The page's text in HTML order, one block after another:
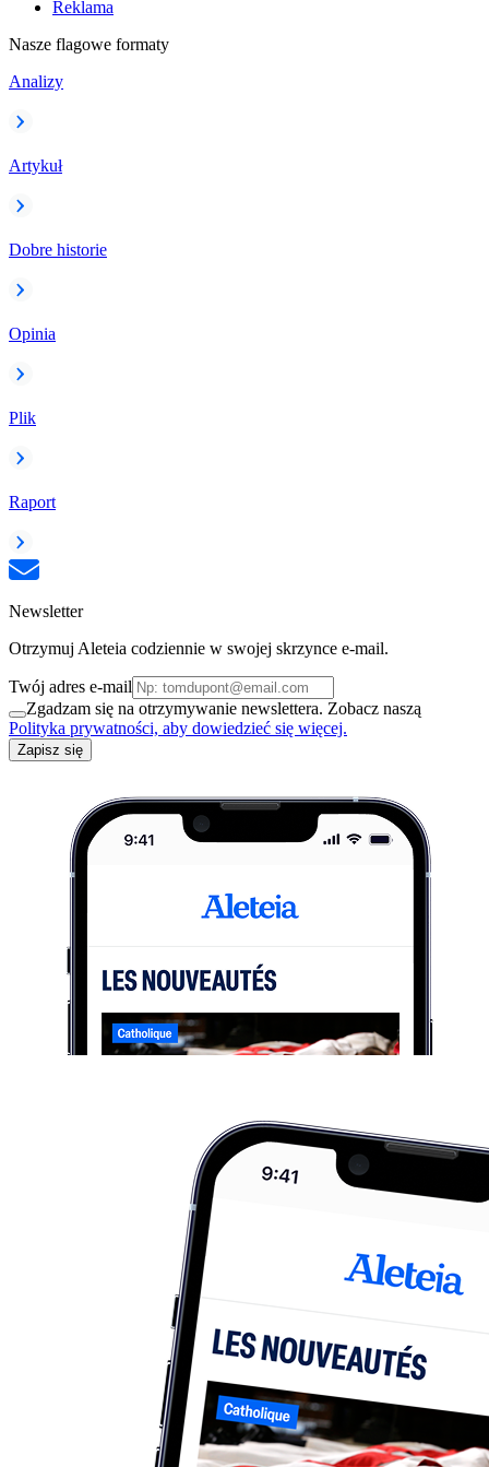
Reklama
Nasze flagowe formaty
Analizy
Artykuł
Dobre historie
Opinia
Plik
Raport
Newsletter
Otrzymuj Aleteia codziennie w swojej skrzynce e-mail.
Twój adres e-mail
Zgadzam się na otrzymywanie newslettera. Zobacz naszą
Polityka prywatności, aby dowiedzieć się więcej.
Zapisz się